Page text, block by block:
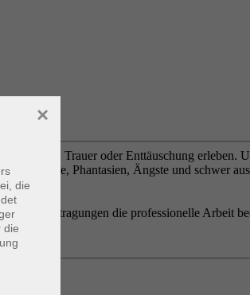
Trauer oder Enttäuschung erleben.
Wünsche, Phantasien, Ängste und schwer
die professionelle Arbeit
die
die
×